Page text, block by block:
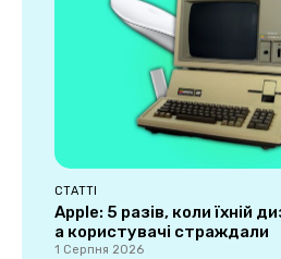
СТАТТІ
Apple: 5 разів, коли їхній
а користувачі страждали
1 Серпня 2026